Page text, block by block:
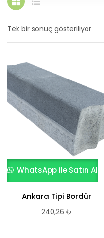
Tek bir sonuç gösteriliyor
WhatsApp ile Satın Al
Ankara Tipi Bordür
240,26 ₺